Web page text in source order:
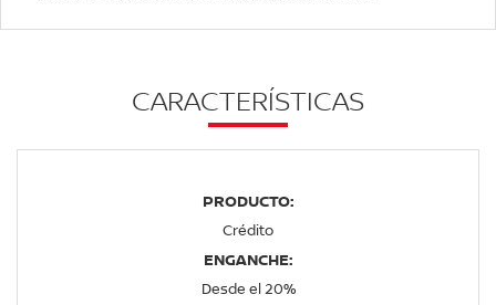
CARACTERÍSTICAS
PRODUCTO:
Crédito
ENGANCHE:
Desde el 20%